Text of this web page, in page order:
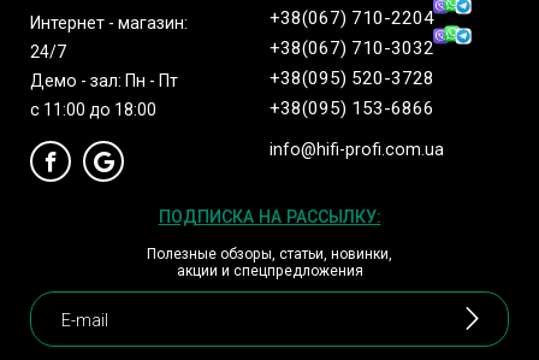
Интернет - магазин:
24/7
Демо - зал: Пн - Пт
с 11:00 до 18:00
+38(067) 710-2204
+38(067) 710-3032
+38(095) 520-3728
+38(095) 153-6866
info@hifi-profi.com.ua
ПОДПИСКА НА РАССЫЛКУ:
Полезные обзоры, статьи, новинки,
акции и спецпредложения